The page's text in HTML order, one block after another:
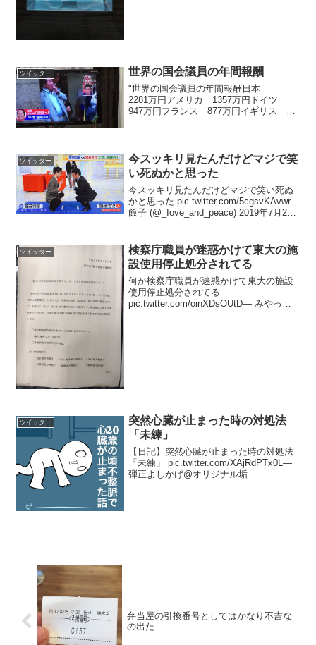
ツイッター 世界の国会議員の年間報酬
"世界の国会議員の年間報酬日本
2281万円アメリカ 1357万円ドイツ
947万円フランス 877万円イギリス
ツイッター
今スッキリ見たんだけどマジで笑
い死ぬかと思った
今スッキリ見たんだけどマジで笑い死ぬ
かと思った pic.twitter.com/5cgsvKAvwr—
飯子 (@_Iove_and_peace) 2019年7月25
ツイッター
検察庁職員が迷惑かけて東大の施
設使用停止処分されてる
何か検察庁職員が迷惑かけて東大の施設
使用停止処分されてる
pic.twitter.com/oinXDsOUtD— みやっけ
ツイッター
突然心臓が止まった時の対処法
「未練」
【日記】突然心臓が止まった時の対処法
「未練」 pic.twitter.com/XAjRdPTx0L—
弾正よしかげ@オリジナル垢
弁当屋の引換番号としてはかなり不吉な
の出た